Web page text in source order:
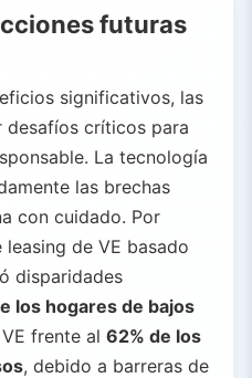
futuras
significativos, las
desafíos críticos para
La tecnología
las brechas
con cuidado. Por
de VE basado
disparidades
los hogares de bajos
frente al 62% de los
, debido a barreras de